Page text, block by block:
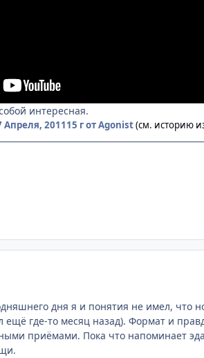
интересная.
Апреля, 201115 гот Agonist(см. историю
дня я и понятия не имел, что
где-то месяц назад). Формат и
приёмами. Пока что напоминает